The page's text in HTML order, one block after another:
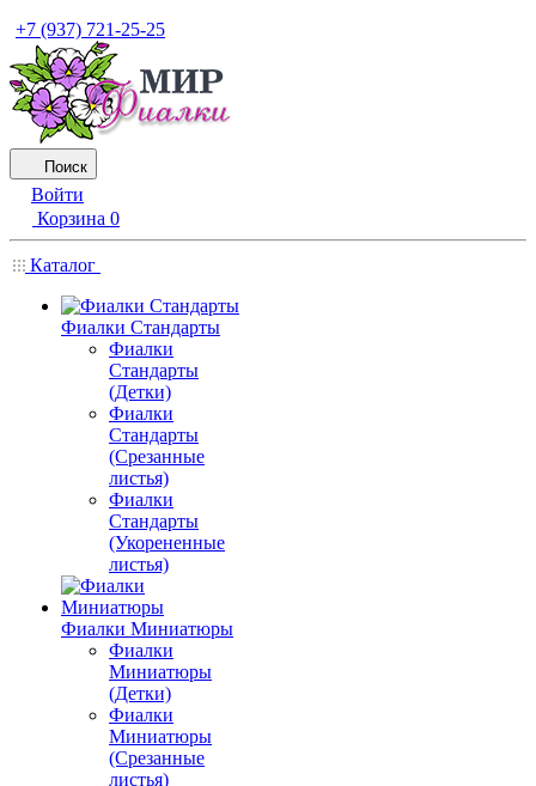
+7 (937) 721-25-25
Поиск
Войти
Корзина 0
Каталог
Фиалки Стандарты
Фиалки
Стандарты
(Детки)
Фиалки
Стандарты
(Срезанные
листья)
Фиалки
Стандарты
(Укорененные
листья)
Фиалки Миниатюры
Фиалки
Миниатюры
(Детки)
Фиалки
Миниатюры
(Срезанные
листья)